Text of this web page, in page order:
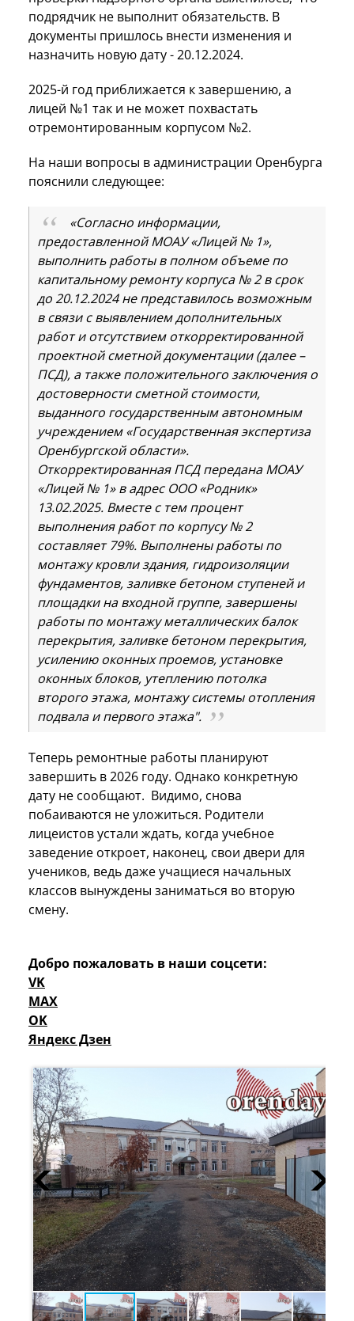
подрядчик не выполнит обязательств. В
документы пришлось внести изменения и
назначить новую дату - 20.12.2024.
2025-й год приближается к завершению, а
лицей №1 так и не может похвастать
отремонтированным корпусом №2.
На наши вопросы в администрации Оренбурга
пояснили следующее:
«Согласно информации,
предоставленной МОАУ «Лицей № 1»,
выполнить работы в полном объеме по
капитальному ремонту корпуса № 2 в срок
до 20.12.2024 не представилось возможным
в связи с выявлением дополнительных
работ и отсутствием откорректированной
проектной сметной документации (далее –
ПСД), а также положительного заключения о
достоверности сметной стоимости,
выданного государственным автономным
учреждением «Государственная экспертиза
Оренбургской области».
Откорректированная ПСД передана МОАУ
«Лицей № 1» в адрес ООО «Родник»
13.02.2025. Вместе с тем процент
выполнения работ по корпусу № 2
составляет 79%. Выполнены работы по
монтажу кровли здания, гидроизоляции
фундаментов, заливке бетоном ступеней и
площадки на входной группе, завершены
работы по монтажу металлических балок
перекрытия, заливке бетоном перекрытия,
усилению оконных проемов, установке
оконных блоков, утеплению потолка
второго этажа, монтажу системы отопления
подвала и первого этажа".
Теперь ремонтные работы планируют
завершить в 2026 году. Однако конкретную
дату не сообщают. Видимо, снова
побаиваются не уложиться. Родители
лицеистов устали ждать, когда учебное
заведение откроет, наконец, свои двери для
учеников, ведь даже учащиеся начальных
классов вынуждены заниматься во вторую
смену.
Добро пожаловать в наши соцсети:
VK
MAX
OK
Яндекс Дзен